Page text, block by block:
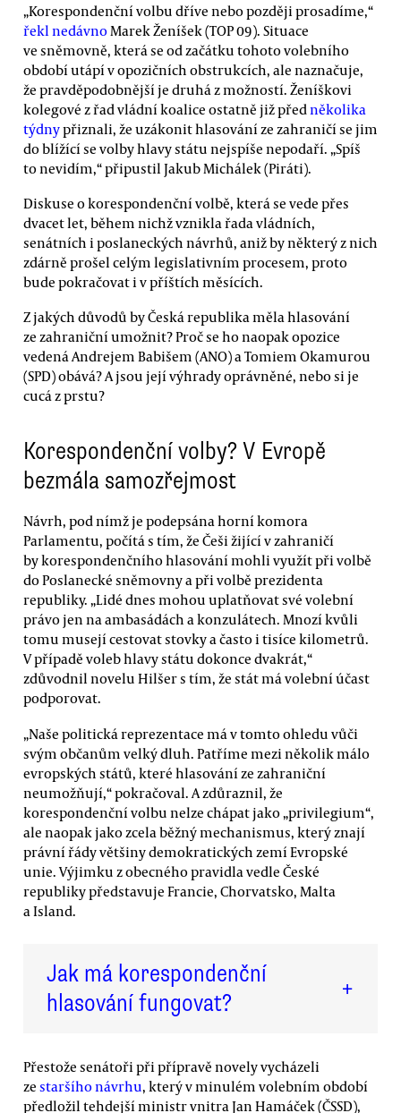
„Korespondenční volbu dříve nebo později prosadíme,“
řekl nedávno Marek Ženíšek (TOP 09). Situace
ve sněmovně, která se od začátku tohoto volebního
období utápí v opozičních obstrukcích, ale naznačuje,
že pravděpodobnější je druhá z možností. Ženíškovi
kolegové z řad vládní koalice ostatně již před několika
týdnypřiznali, že uzákonit hlasování ze zahraničí se jim
do blížící se volby hlavy státu nejspíše nepodaří. „Spíš
to nevidím,“ připustil Jakub Michálek (Piráti).
Diskuse o korespondenční volbě, která se vede přes
dvacet let, během nichž vznikla řada vládních,
senátních i poslaneckých návrhů, aniž by některý z nich
zdárně prošel celým legislativním procesem, proto
bude pokračovat i v příštích měsících.
Z jakých důvodů by Česká republika měla hlasování
ze zahraniční umožnit? Proč se ho naopak opozice
vedená Andrejem Babišem (ANO) a Tomiem Okamurou
(SPD) obává? A jsou její výhrady oprávněné, nebo si je
cucá z prstu?
Korespondenční volby? V Evropě
bezmála samozřejmost
Návrh, pod nímž je podepsána horní komora
Parlamentu, počítá s tím, že Češi žijící v zahraničí
by korespondenčního hlasování mohli využít při volbě
do Poslanecké sněmovny a při volbě prezidenta
republiky. „Lidé dnes mohou uplatňovat své volební
právo jen na ambasádách a konzulátech. Mnozí kvůli
tomu musejí cestovat stovky a často i tisíce kilometrů.
V případě voleb hlavy státu dokonce dvakrát,“
zdůvodnil novelu Hilšer s tím, že stát má volební účast
podporovat.
„Naše politická reprezentace má v tomto ohledu vůči
svým občanům velký dluh. Patříme mezi několik málo
evropských států, které hlasování ze zahraniční
neumožňují,“ pokračoval. A zdůraznil, že
korespondenční volbu nelze chápat jako „privilegium“,
ale naopak jako zcela běžný mechanismus, který znají
právní řády většiny demokratických zemí Evropské
unie. Výjimku z obecného pravidla vedle České
republiky představuje Francie, Chorvatsko, Malta
a Island.
Jak má korespondenční
hlasování fungovat?
+
Přestože senátoři při přípravě novely vycházeli
ze staršího návrhu, který v minulém volebním období
předložil tehdejší ministr vnitra Jan Hamáček (ČSSD),